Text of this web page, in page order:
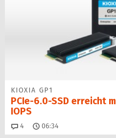
KIOXIA GP1
PCIe-6.0-SSD erreicht
IOPS
4 Kommentare
06:34